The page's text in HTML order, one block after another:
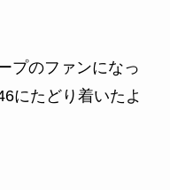
プのファンになっ
にたどり着いたよ